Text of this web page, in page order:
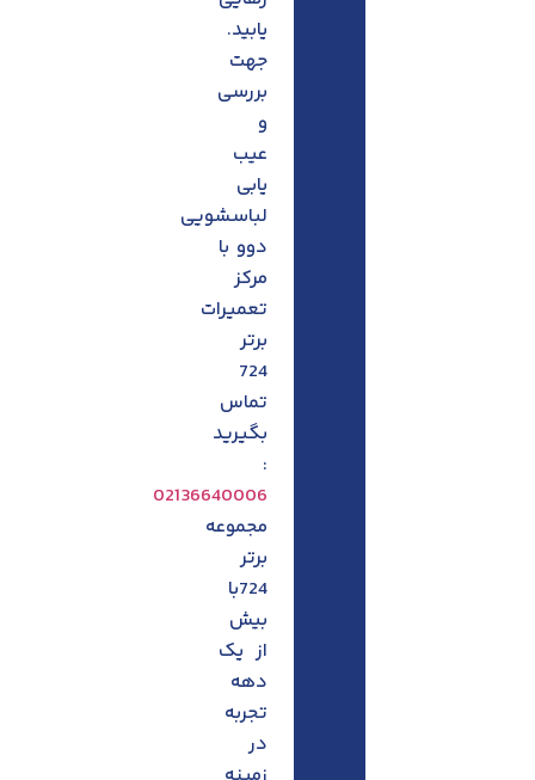
یابید.
جهت
بررسی
و
عیب
یابی
لباسشویی
دوو با
مرکز
تعمیرات
برتر
724
تماس
بگیرید
:
02136640006
مجموعه
برتر
724با
بیش
از یک
دهه
تجربه
در